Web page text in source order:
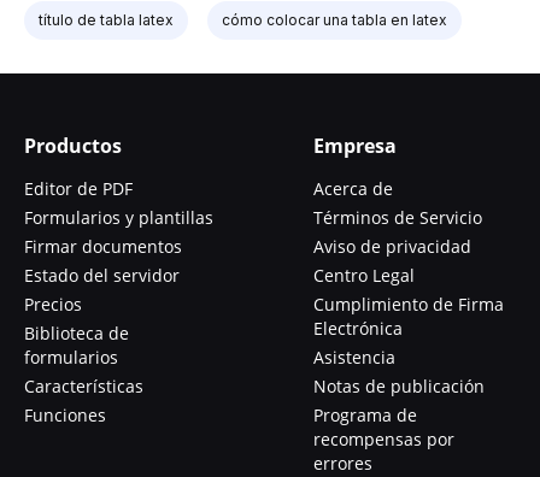
título de tabla latex cómo colocar una tabla en latex
Productos
Editor de PDF
Formularios y plantillas
Firmar documentos
Estado del servidor
Precios
Biblioteca de
formularios
Características
Funciones
Empresa
Acerca de
Términos de Servicio
Aviso de privacidad
Centro Legal
Cumplimiento de Firma
Electrónica
Asistencia
Notas de publicación
Programa de
recompensas por
errores